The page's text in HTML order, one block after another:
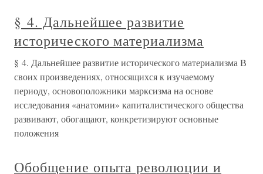
§ 4. Дальнейшее развитие
исторического материализма
§ 4. Дальнейшее развитие исторического материализма В
своих произведениях, относящихся к изучаемому
периоду, основоположники марксизма на основе
исследования «анатомии» капиталистического общества
развивают, обогащают, конкретизируют основные
положения
Обобщение опыта революции и